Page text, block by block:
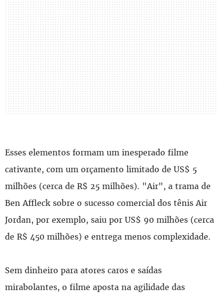
Esses elementos formam um inesperado filme
cativante, com um orçamento limitado de US$ 5
milhões (cerca de R$ 25 milhões). "Air", a trama de
Ben Affleck sobre o sucesso comercial dos tênis Air
Jordan, por exemplo, saiu por US$ 90 milhões (cerca
de R$ 450 milhões) e entrega menos complexidade.
Sem dinheiro para atores caros e saídas
mirabolantes, o filme aposta na agilidade das